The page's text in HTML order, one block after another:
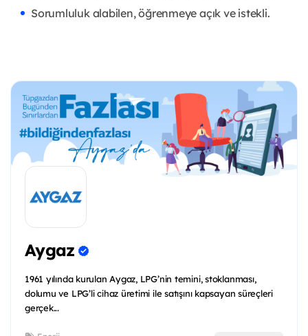
Sorumluluk alabilen, öğrenmeye açık ve istekli.
Aygaz
1961 yılında kurulan Aygaz, LPG’nin temini, stoklanması,
dolumu ve LPG’li cihaz üretimi ile satışını kapsayan süreçleri
gerçek...